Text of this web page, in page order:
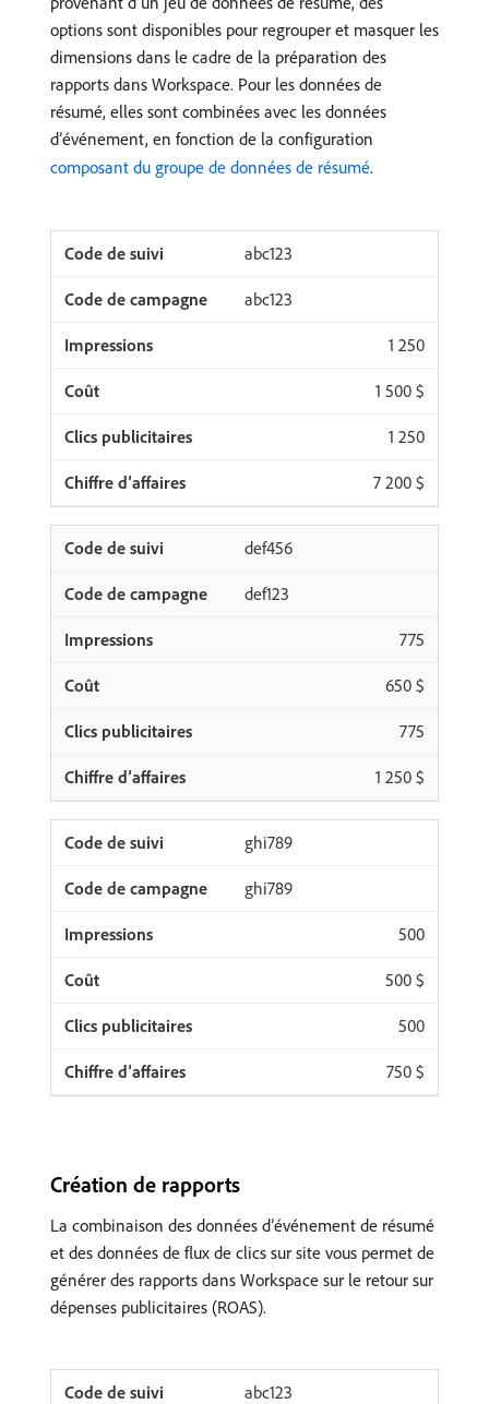
options sont disponibles pour regrouper et masquer les
dimensions dans le cadre de la préparation des
rapports dans Workspace. Pour les données de
résumé, elles sont combinées avec les données
d’événement, en fonction de la configuration
composant du groupe de données de résumé.
abc123
abc123
1 250
1 500 $
1 250
7 200 $
def456
def123
775
650 $
775
1 250 $
ghi789
ghi789
500
500 $
500
750 $
Création de rapports
La combinaison des données d’événement de résumé
et des données de flux de clics sur site vous permet de
générer des rapports dans Workspace sur le retour sur
dépenses publicitaires (ROAS).
abc123